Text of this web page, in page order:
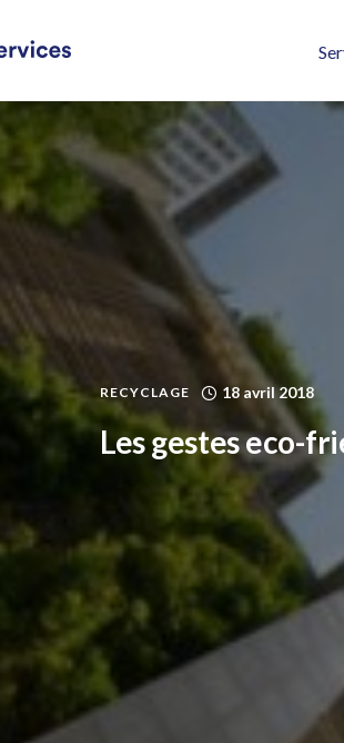
RECYCLAGE 18 avril 2018
Les gestes eco-